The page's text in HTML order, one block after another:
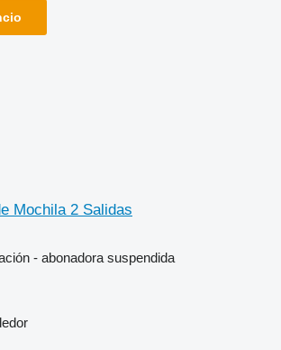
Mochila 2 Salidas
- abonadora suspendida